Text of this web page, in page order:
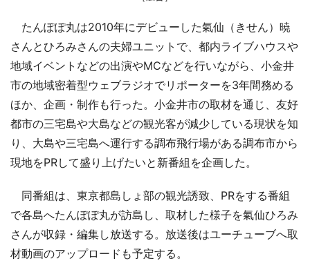
たんぽぽ丸は2010年にデビューした氣仙（きせん）暁
さんとひろみさんの夫婦ユニットで、都内ライブハウスや
地域イベントなどの出演やMCなどを行いながら、小金井
市の地域密着型ウェブラジオでリポーターを3年間務める
ほか、企画・制作も行った。小金井市の取材を通じ、友好
都市の三宅島や大島などの観光客が減少している現状を知
り、大島や三宅島へ運行する調布飛行場がある調布市から
現地をPRして盛り上げたいと新番組を企画した。
同番組は、東京都島しょ部の観光誘致、PRをする番組
で各島へたんぽぽ丸が訪島し、取材した様子を氣仙ひろみ
さんが収録・編集し放送する。放送後はユーチューブへ取
材動画のアップロードも予定する。